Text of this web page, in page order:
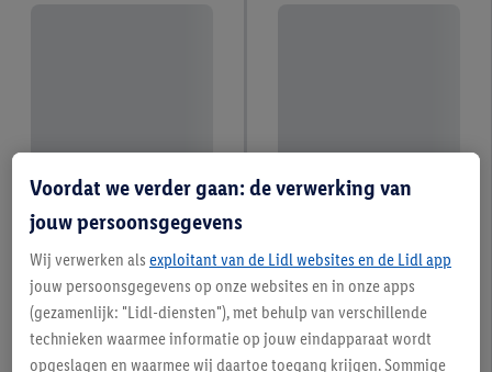
Voordat we verder gaan: de verwerking van
jouw persoonsgegevens
Wij verwerken als exploitant van de Lidl websites en de Lidl app
jouw persoonsgegevens op onze websites en in onze apps
(gezamenlijk: "Lidl-diensten"), met behulp van verschillende
technieken waarmee informatie op jouw eindapparaat wordt
opgeslagen en waarmee wij daartoe toegang krijgen. Sommige